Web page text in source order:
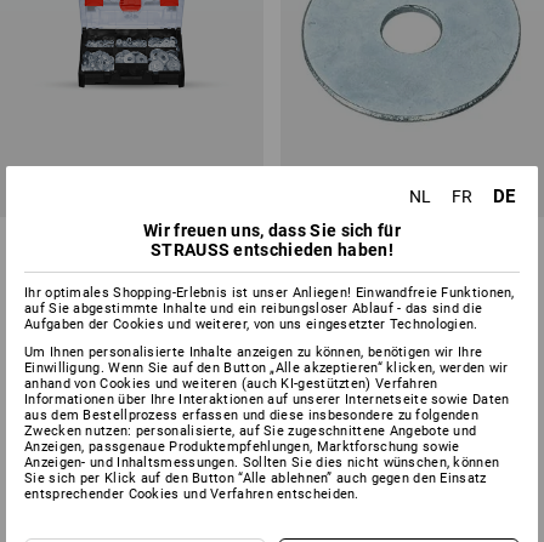
Unterlegscheiben DIN 9021 in
Variante
ab € 24,08
Kotflügelscheibe
14 Varianten
ab € 9,68
Sie haben sich bereits 4 von 4 Artikeln angesehen.
NL FR DE
Wir freuen uns, dass Sie sich für
STRAUSS entschieden haben!
Ihr optimales Shopping-Erlebnis ist unser Anliegen! Einwandfreie Funktionen,
auf Sie abgestimmte Inhalte und ein reibungsloser Ablauf - das sind die
Aufgaben der Cookies und weiterer, von uns eingesetzter Technologien.
Um Ihnen personalisierte Inhalte anzeigen zu können, benötigen wir Ihre
Einwilligung. Wenn Sie auf den Button „Alle akzeptieren“ klicken, werden wir
anhand von Cookies und weiteren (auch KI-gestützten) Verfahren
Informationen über Ihre Interaktionen auf unserer Internetseite sowie Daten
aus dem Bestellprozess erfassen und diese insbesondere zu folgenden
Zwecken nutzen: personalisierte, auf Sie zugeschnittene Angebote und
Anzeigen, passgenaue Produktempfehlungen, Marktforschung sowie
Anzeigen- und Inhaltsmessungen. Sollten Sie dies nicht wünschen, können
Sie sich per Klick auf den Button “Alle ablehnen” auch gegen den Einsatz
entsprechender Cookies und Verfahren entscheiden.